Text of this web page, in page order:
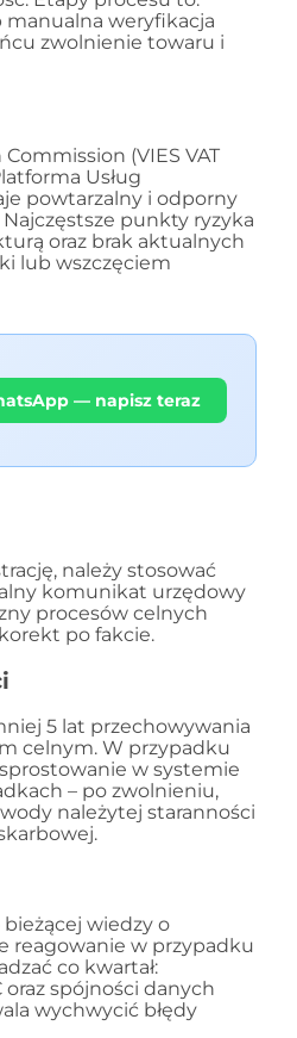
manualna weryfikacja
zwolnienie towaru i
(VIES VAT
Usług
powtarzalny i odporny
punkty ryzyka
oraz brak aktualnych
lub wszczęciem
— napisz teraz
należy stosować
komunikat urzędowy
procesów celnych
po fakcie.
5 lat przechowywania
celnym. W przypadku
w systemie
– po zwolnieniu,
należytej staranności
wiedzy o
reagowanie w przypadku
co kwartał:
spójności danych
wychwycić błędy